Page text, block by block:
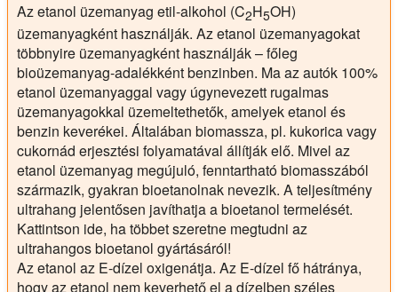
Az etanol üzemanyag etil-alkohol (C2H5OH)
üzemanyagként használják. Az etanol üzemanyagokat
többnyire üzemanyagként használják – főleg
bioüzemanyag-adalékként benzinben. Ma az autók 100%
etanol üzemanyaggal vagy úgynevezett rugalmas
üzemanyagokkal üzemeltethetők, amelyek etanol és
benzin keverékei. Általában biomassza, pl. kukorica vagy
cukornád erjesztési folyamatával állítják elő. Mivel az
etanol üzemanyag megújuló, fenntartható biomasszából
származik, gyakran bioetanolnak nevezik. A teljesítmény
ultrahang jelentősen javíthatja a bioetanol termelését.
Kattintson ide, ha többet szeretne megtudni az
ultrahangos bioetanol gyártásáról!
Az etanol az E-dízel oxigenátja. Az E-dízel fő hátránya,
hogy az etanol nem keverhető el a dízelben széles